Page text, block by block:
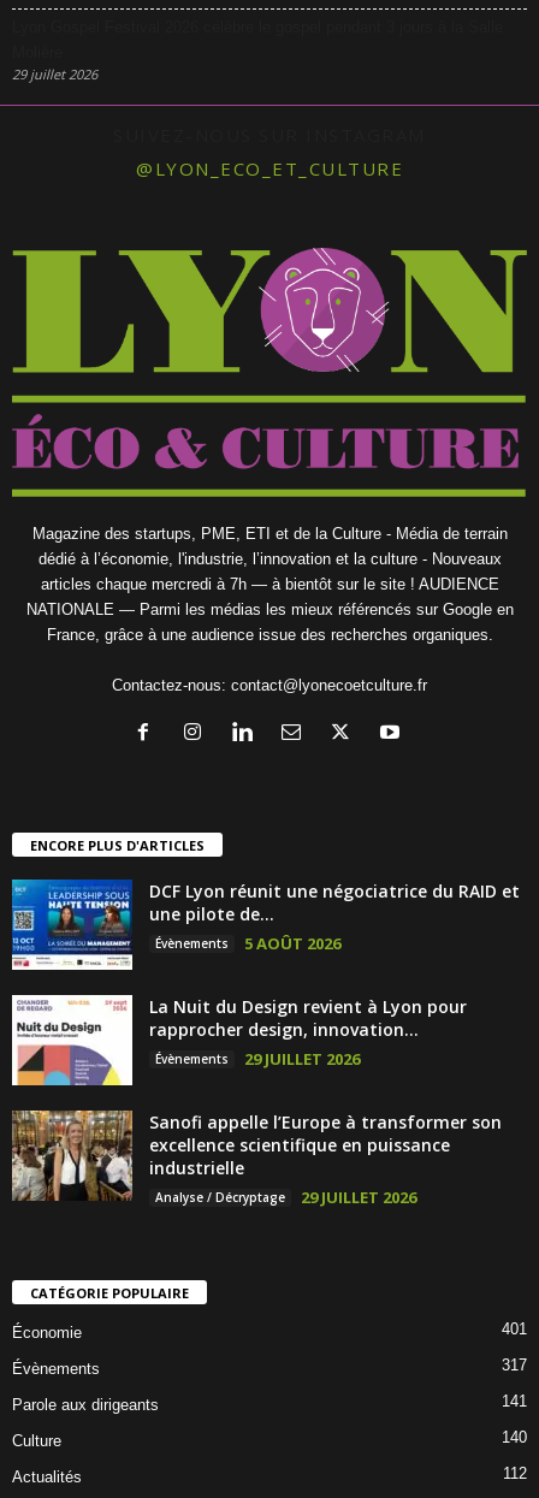
29 juillet 2026
@LYON_ECO_ET_CULTURE
Magazine des startups, PME, ETI et de la Culture - Média de terrain
dédié à l’économie, l'industrie, l’innovation et la culture - Nouveaux
articles chaque mercredi à 7h — à bientôt sur le site ! AUDIENCE
NATIONALE — Parmi les médias les mieux référencés sur Google en
France, grâce à une audience issue des recherches organiques.
Contactez-nous: contact@lyonecoetculture.fr
ENCORE PLUS D'ARTICLES
DCF Lyon réunit une négociatrice du RAID et
une pilote de...
Évènements 5 AOÛT 2026
La Nuit du Design revient à Lyon pour
rapprocher design, innovation...
Évènements 29 JUILLET 2026
Sanofi appelle l’Europe à transformer son
excellence scientifique en puissance
industrielle
Analyse / Décryptage 29 JUILLET 2026
CATÉGORIE POPULAIRE
Économie 401
Évènements 317
Parole aux dirigeants 141
Culture 140
Actualités 112